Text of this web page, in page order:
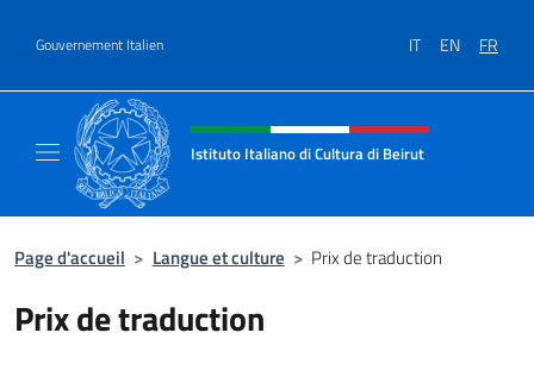
Gouvernement Italien IT EN FR
Site Web, social et en-tête de
Istituto Italiano di Cultura di Beirut
Page d'accueil > Langue et culture > Prix ​​de traduction
Prix ​​de traduction